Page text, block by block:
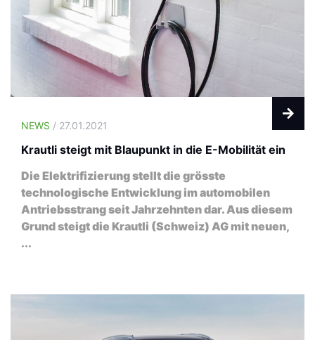
NEWS / 27.01.2021
Krautli steigt mit Blaupunkt in die E-Mobilität ein
Die Elektrifizierung stellt die grösste
technologische Entwicklung im automobilen
Antriebsstrang seit Jahrzehnten dar. Aus diesem
Grund steigt die Krautli (Schweiz) AG mit neuen,
...